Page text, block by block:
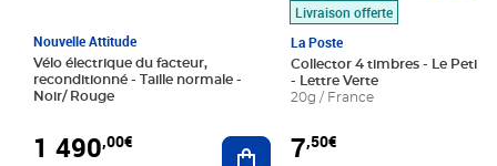
Nouvelle Attitude
Vélo électrique du facteur,
reconditionné - Taille normale -
Noir/ Rouge
1 490,00€ Ajouter au panier
Livraison offerte
La Poste
Collector 4 timbres - Le Petit
- Lettre Verte
20g / France
7,50€